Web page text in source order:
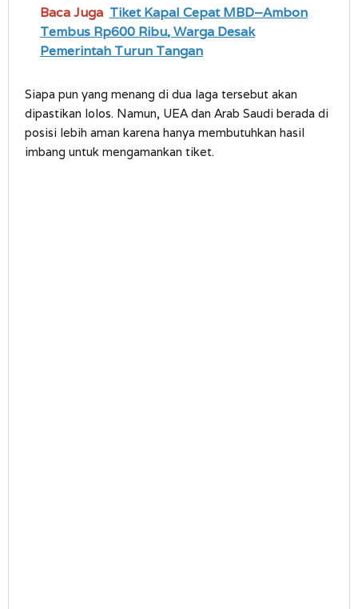
Baca Juga Tiket Kapal Cepat MBD–Ambon
Tembus Rp600 Ribu, Warga Desak
Pemerintah Turun Tangan
Siapa pun yang menang di dua laga tersebut akan
dipastikan lolos. Namun, UEA dan Arab Saudi berada di
posisi lebih aman karena hanya membutuhkan hasil
imbang untuk mengamankan tiket.